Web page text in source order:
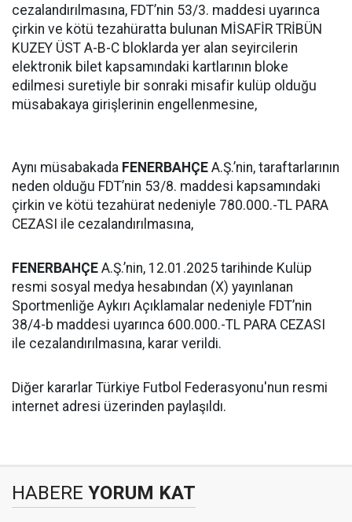
cezalandırılmasına, FDT’nin 53/3. maddesi uyarınca
çirkin ve kötü tezahüratta bulunan MİSAFİR TRİBÜN
KUZEY ÜST A-B-C bloklarda yer alan seyircilerin
elektronik bilet kapsamındaki kartlarının bloke
edilmesi suretiyle bir sonraki misafir kulüp olduğu
müsabakaya girişlerinin engellenmesine,
Aynı müsabakada FENERBAHÇE A.Ş.’nin, taraftarlarının
neden olduğu FDT’nin 53/8. maddesi kapsamındaki
çirkin ve kötü tezahürat nedeniyle 780.000.-TL PARA
CEZASI ile cezalandırılmasına,
FENERBAHÇE A.Ş.’nin, 12.01.2025 tarihinde Kulüp
resmi sosyal medya hesabından (X) yayınlanan
Sportmenliğe Aykırı Açıklamalar nedeniyle FDT’nin
38/4-b maddesi uyarınca 600.000.-TL PARA CEZASI
ile cezalandırılmasına, karar verildi.
Diğer kararlar Türkiye Futbol Federasyonu'nun resmi
internet adresi üzerinden paylaşıldı.
HABERE YORUM KAT